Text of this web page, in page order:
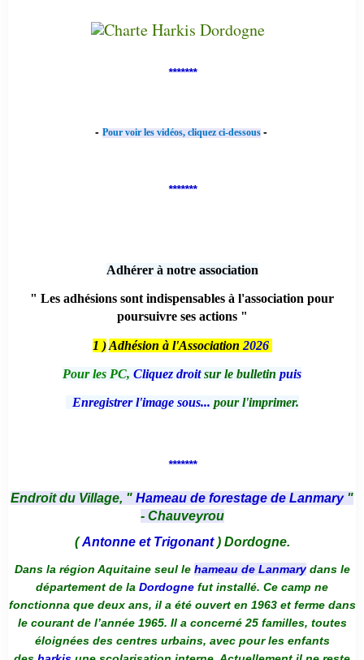
*******
- Pour voir les vidéos, cliquez ci-dessous -
*******
Adhérer à notre association
" Les adhésions sont indispensables à l'association pour
poursuivre ses actions "
1 ) Adhésion à l'Association 2026
Pour les PC, Cliquez droitsur le bulletin puis
Enregistrer l'image sous... pour l'imprimer.
*******
Endroit du Village, " Hameau de forestage de Lanmary "
- Chauveyrou
(Antonne et Trigonant) Dordogne.
Dans la région Aquitaine seul le hameau de Lanmarydans le
département de la Dordogne fut installé. Ce camp ne
fonctionna que deux ans, il a été ouvert en 1963 et ferme dans
le courant de l’année 1965. Il a concerné 25 familles, toutes
éloignées des centres urbains, avec pour les enfants